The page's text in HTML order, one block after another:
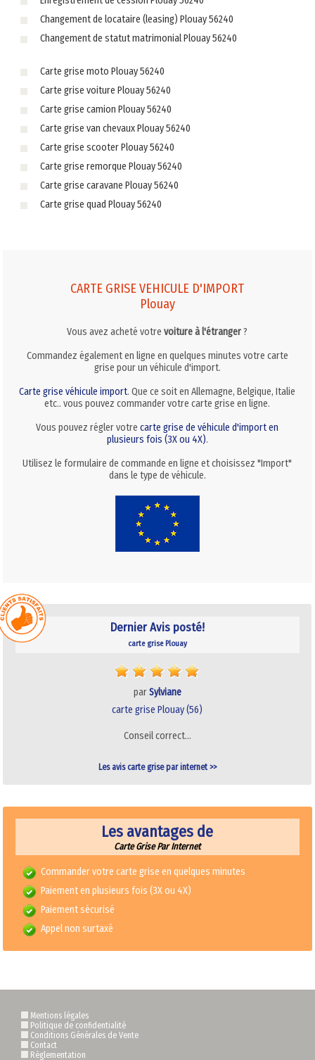
Changement de locataire (leasing) Plouay 56240
Changement de statut matrimonial Plouay 56240
Carte grise moto Plouay 56240
Carte grise voiture Plouay 56240
Carte grise camion Plouay 56240
Carte grise van chevaux Plouay 56240
Carte grise scooter Plouay 56240
Carte grise remorque Plouay 56240
Carte grise caravane Plouay 56240
Carte grise quad Plouay 56240
CARTE GRISE VEHICULE D'IMPORT
Plouay
Vous avez acheté votrevoiture à l'étranger?
Commandez également en ligne en quelques minutes votre carte
grise pour un véhicule d'import.
Carte grise véhicule import. Que ce soit en Allemagne, Belgique, Italie
etc.. vous pouvez commander votre carte grise en ligne.
Vous pouvez régler votrecarte grise de véhicule d'import en
plusieurs fois (3X ou 4X).
Utilisez le formulaire de commande en ligne et choisissez "Import"
dans le type de véhicule.
Dernier Avis posté!
carte grise Plouay
parSylviane
carte grise Plouay (56)
Conseil correct…
Les avis carte grise par internet >>
Les avantages de
Carte Grise Par Internet
Commander votre carte grise en quelques minutes
Paiement en plusieurs fois (3X ou 4X)
Paiement sécurisé
Appel non surtaxé
Mentions légales
Politique de confidentialité
Conditions Générales de Vente
Contact
Règlementation